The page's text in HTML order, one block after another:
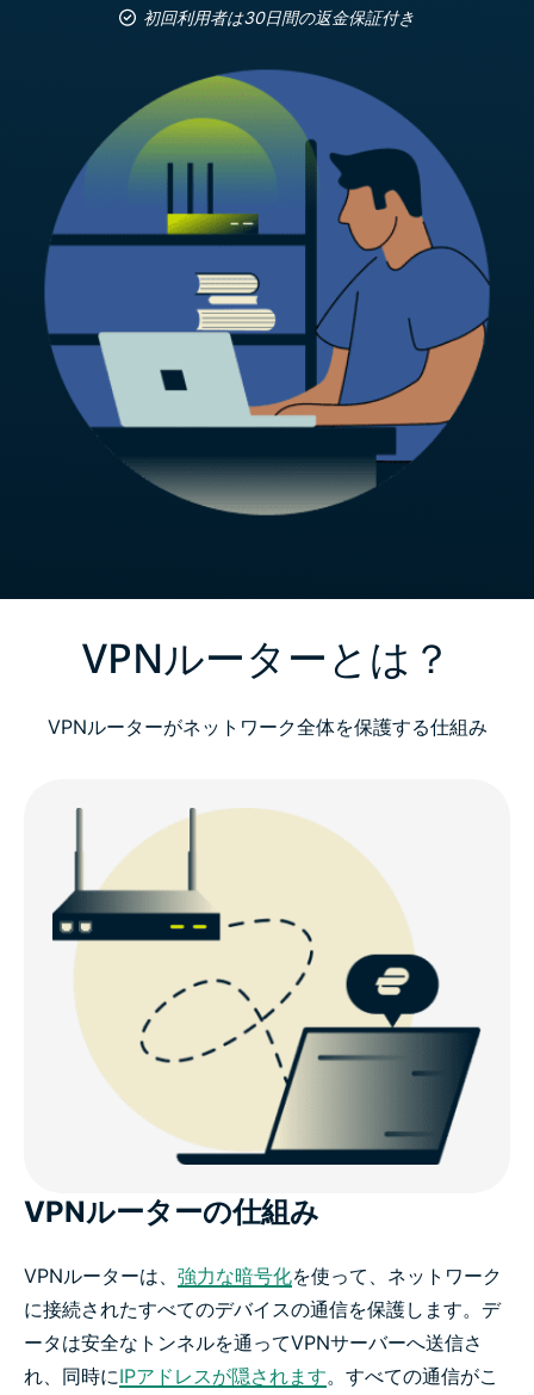
初回利用者は30日間の返金保証付き
VPNルーターとは？
VPNルーターがネットワーク全体を保護する仕組み
VPNルーターの仕組み
VPNルーターは、 強力な暗号化を使って、ネットワーク
に接続されたすべてのデバイスの通信を保護します。デ
ータは安全なトンネルを通ってVPNサーバーへ送信さ
れ、同時にIPアドレスが隠されます。すべての通信がこ